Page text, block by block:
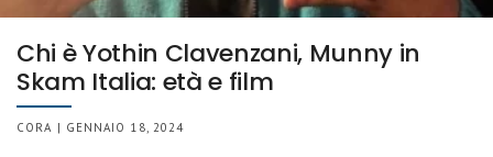
Chi è Yothin Clavenzani, Munny in
Skam Italia: età e film
CORA | GENNAIO 18, 2024